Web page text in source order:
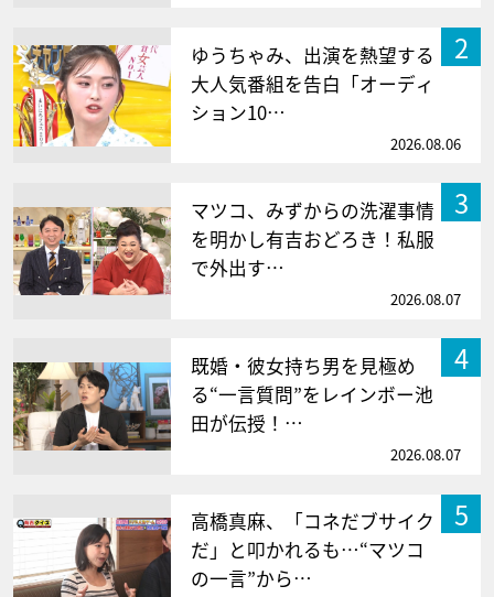
2
ゆうちゃみ、出演を熱望する
大人気番組を告白「オーディ
ション10…
2026.08.06
3
マツコ、みずからの洗濯事情
を明かし有吉おどろき！私服
で外出す…
2026.08.07
4
既婚・彼女持ち男を見極め
る“一言質問”をレインボー池
田が伝授！…
2026.08.07
5
高橋真麻、「コネだブサイク
だ」と叩かれるも…“マツコ
の一言”から…